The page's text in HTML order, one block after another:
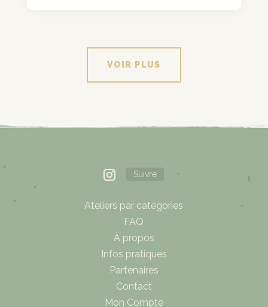
VOIR PLUS
Suivre
Ateliers par catégories
FAQ
À propos
Infos pratiques
Partenaires
Contact
Mon Compte